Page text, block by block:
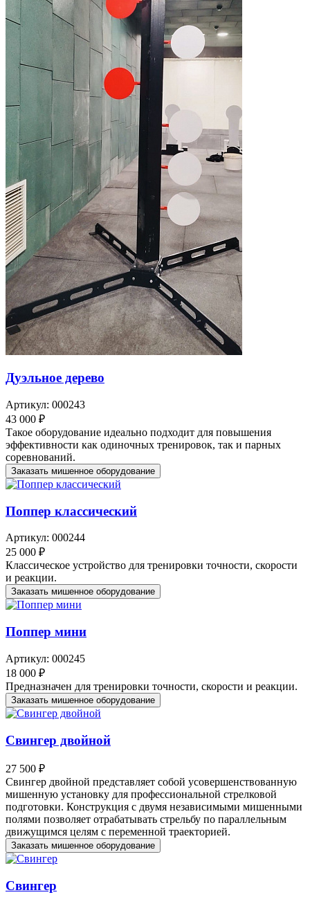
Дуэльное дерево
Артикул: 000243
43 000 ₽
Такое оборудование идеально подходит для повышения
эффективности как одиночных тренировок, так и парных
соревнований.
Заказать мишенное оборудование
Поппер классический
Артикул: 000244
25 000 ₽
Классическое устройство для тренировки точности, скорости
и реакции.
Заказать мишенное оборудование
Поппер мини
Артикул: 000245
18 000 ₽
Предназначен для тренировки точности, скорости и реакции.
Заказать мишенное оборудование
Свингер двойной
27 500 ₽
Свингер двойной представляет собой усовершенствованную
мишенную установку для профессиональной стрелковой
подготовки. Конструкция с двумя независимыми мишенными
полями позволяет отрабатывать стрельбу по параллельным
движущимся целям с переменной траекторией.
Заказать мишенное оборудование
Свингер